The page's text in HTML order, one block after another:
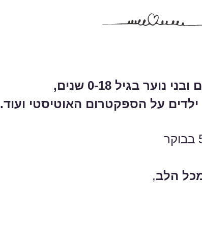
בגיל 0-18 שנים,
על הספקטרום האוטיסטי ועוד.
הלב,